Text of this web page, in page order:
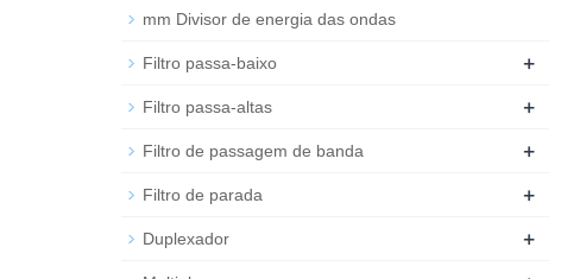
mm Divisor de energia das ondas
Filtro passa-baixo +
Filtro passa-altas +
Filtro de passagem de banda +
Filtro de parada +
Duplexador +